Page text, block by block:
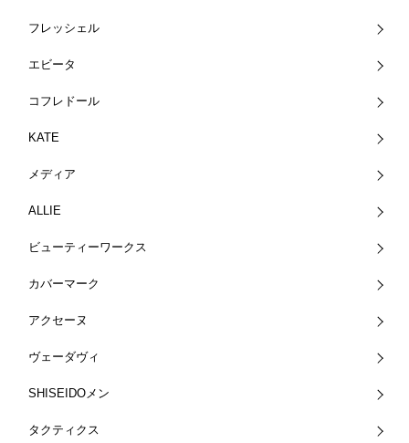
フレッシェル
エビータ
コフレドール
KATE
メディア
ALLIE
ビューティーワークス
カバーマーク
アクセーヌ
ヴェーダヴィ
SHISEIDOメン
タクティクス